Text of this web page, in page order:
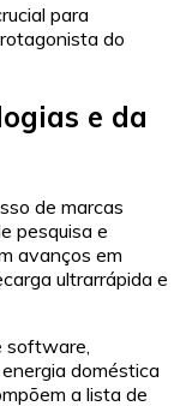
para
do
e da
de marcas
pesquisa e
avanços em
ultrarrápida e
software,
doméstica
a lista de